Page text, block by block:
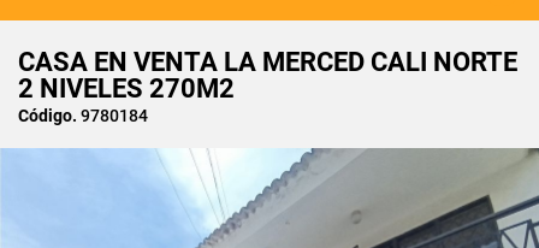
CASA EN VENTA LA MERCED CALI NORTE
2 NIVELES 270M2
Código. 9780184